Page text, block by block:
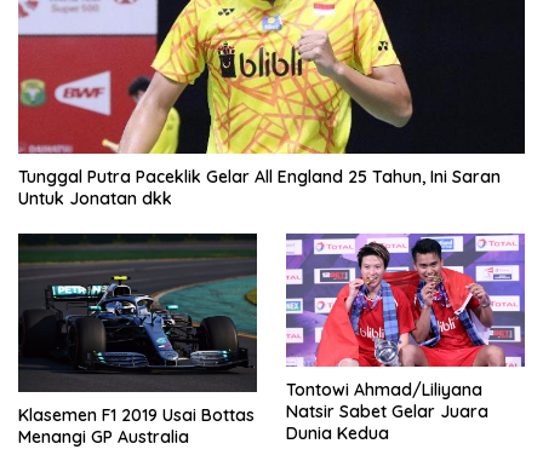
Tunggal Putra Paceklik Gelar All England 25 Tahun, Ini Saran
Untuk Jonatan dkk
Klasemen F1 2019 Usai Bottas
Menangi GP Australia
Tontowi Ahmad/Liliyana
Natsir Sabet Gelar Juara
Dunia Kedua